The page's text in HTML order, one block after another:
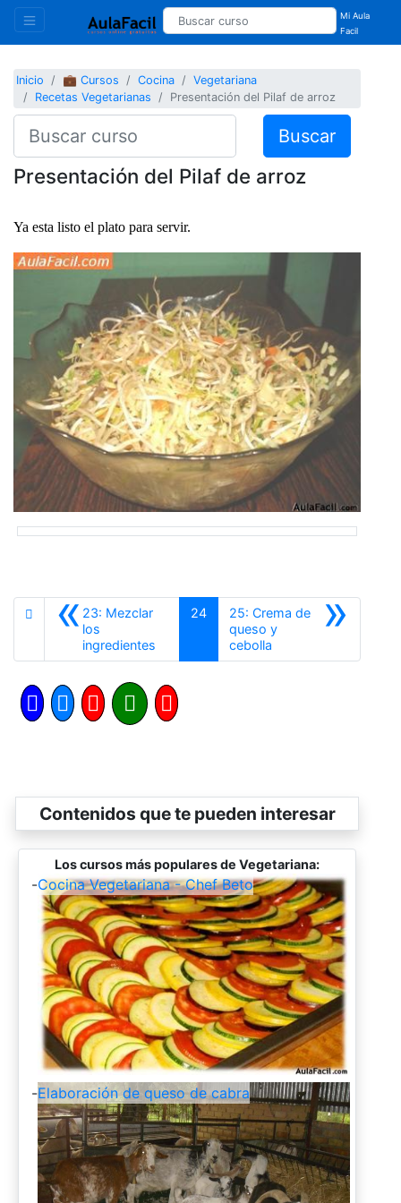
Mi Aula
Facil
Inicio 💼 Cursos Cocina
Vegetariana
Recetas Vegetarianas
Presentación del Pilaf de arroz
Buscar
Presentación del Pilaf de arroz
Ya esta listo el plato para servir.
«23: Mezclar
los
ingredientes
24 »
25: Crema de
queso y
cebolla
Contenidos que te pueden interesar
Los cursos más populares de Vegetariana:
-Cocina Vegetariana - Chef Beto
-Elaboración de queso de cabra